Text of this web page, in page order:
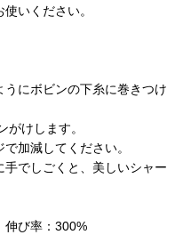
いください。
うにボビンの下糸に巻きつけ
がけします。
加減してください。
手でしごくと、美しいシャー
び率：300%